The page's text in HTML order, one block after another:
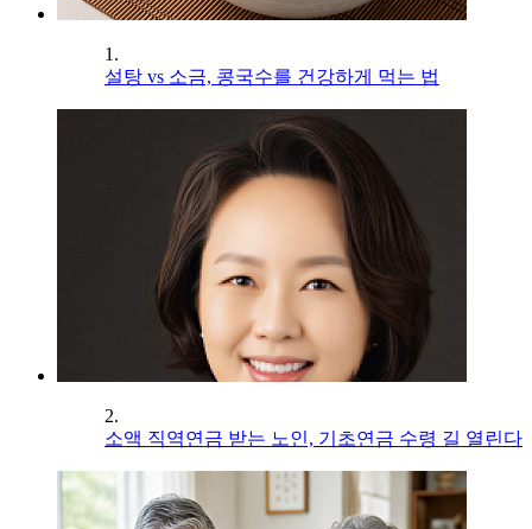
1.
설탕 vs 소금, 콩국수를 건강하게 먹는 법
2.
소액 직역연금 받는 노인, 기초연금 수령 길 열린다